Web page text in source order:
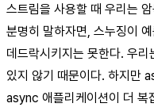
스트림을 사용할 때 우리는
분명히 말하자면, 스누징이
데드락시키지는 못한다. 우
있지 않기 때문이다. 하지만
async 애플리케이션이 더 복